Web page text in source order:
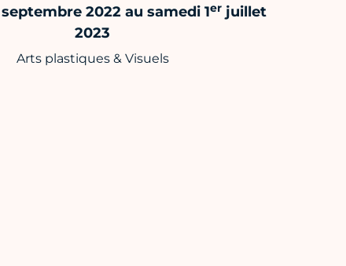
2022 au samedi 1er juillet
2023
Arts plastiques & Visuels